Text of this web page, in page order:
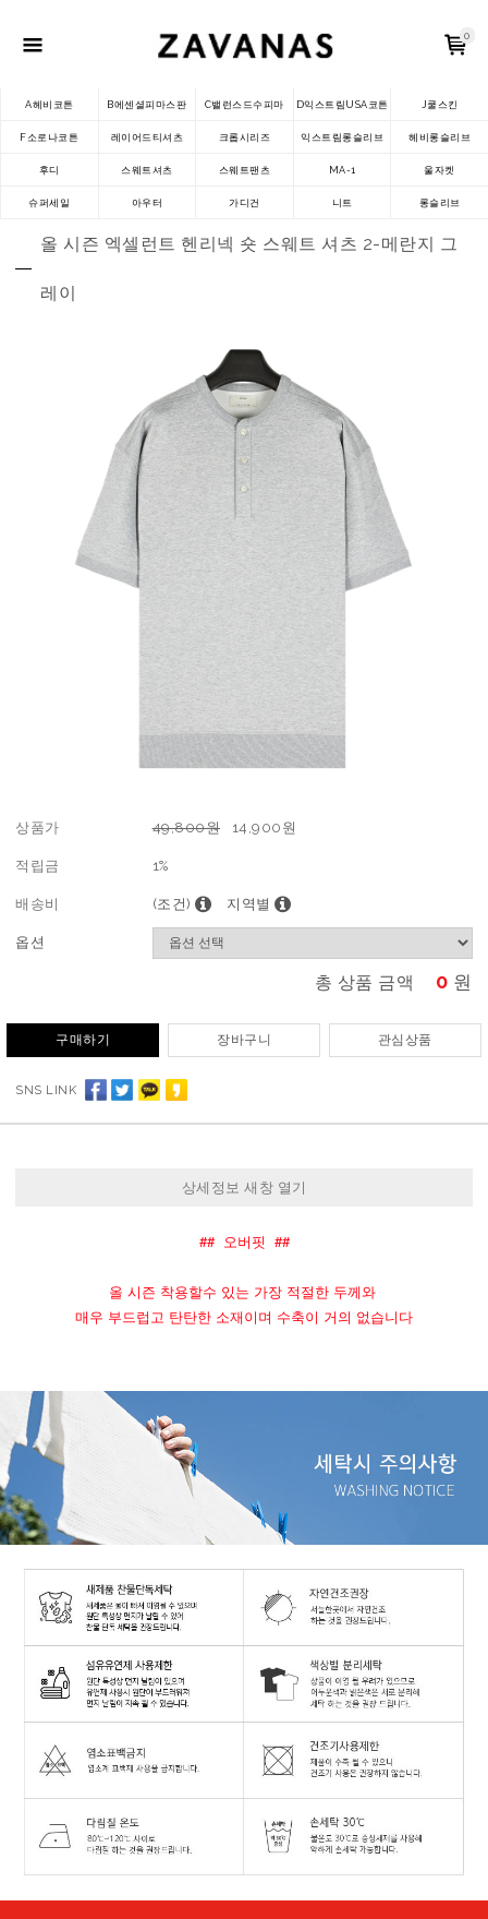
0
A헤비코튼 B에센셜피마스판 C밸런스드수피마 D익스트림USA코튼 J쿨스킨
F소로나코튼 레이어드티셔츠 크롭시리즈 익스트림롱슬리브 헤비롱슬리브
후디 스웨트셔츠 스웨트팬츠 MA-1 울자켓
슈퍼세일 아우터 가디건 니트 롱슬리브
올 시즌 엑셀런트 헨리넥 숏 스웨트 셔츠 2-메란지 그
레이
상품가 49,800원 14,900 원
적립금 1%
배송비 (조건) 지역별
옵션
총 상품 금액 0 원
구매하기 장바구니 관심상품
SNS LINK
상세정보 새창 열기
##  오버핏  ##
올 시즌 착용할수 있는 가장 적절한 두께와
매우 부드럽고 탄탄한 소재이며 수축이 거의 없습니다